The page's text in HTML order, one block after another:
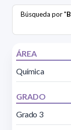
Búsqueda por "
ÁREA
Química
GRADO
Grado 3